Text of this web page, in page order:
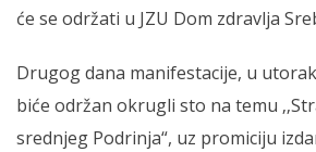
će se održati u JZU Dom zdravlja
Drugog dana manifestacije, u
biće održan okrugli sto na temu
srednjeg Podrinja“, uz promiciju